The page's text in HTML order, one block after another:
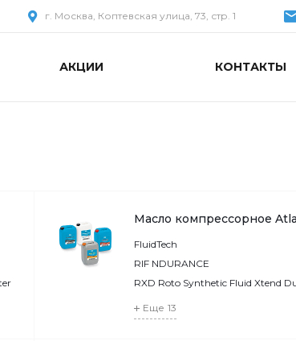
г. Москва, Коптевская улица, 73, стр. 1
АКЦИИ КОНТАКТЫ
Масло компрессорное
FluidTech
RIF NDURANCE
RXD Roto Synthetic Fluid Xtend
Еще 13